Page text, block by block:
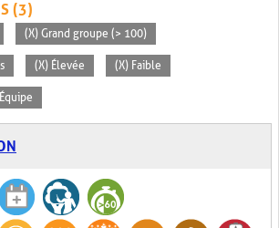
(3)
(X) Grand groupe (> 100)
(X) Élevée (X) Faible